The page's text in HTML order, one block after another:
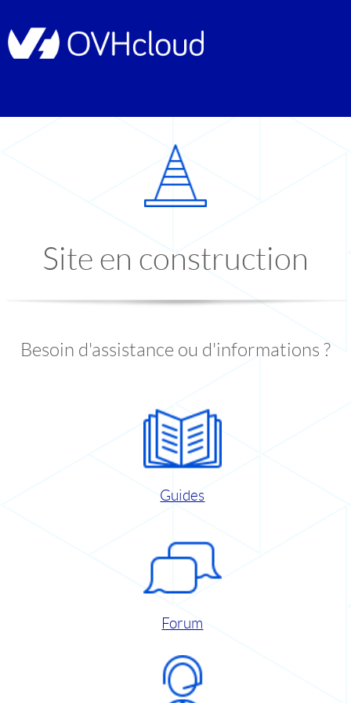
Site en construction
Besoin d'assistance ou d'informations ?
Guides
Forum